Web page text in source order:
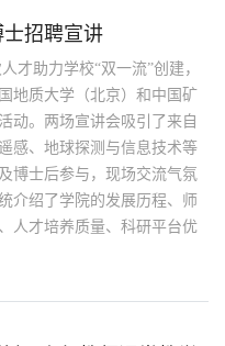
招聘宣讲
才助力学校“双一流”创建，
地质大学（北京）和中国矿
动。两场宣讲会吸引了来自
感、地球探测与信息技术等
博士后参与，现场交流气氛
介绍了学院的发展历程、师
人才培养质量、科研平台优